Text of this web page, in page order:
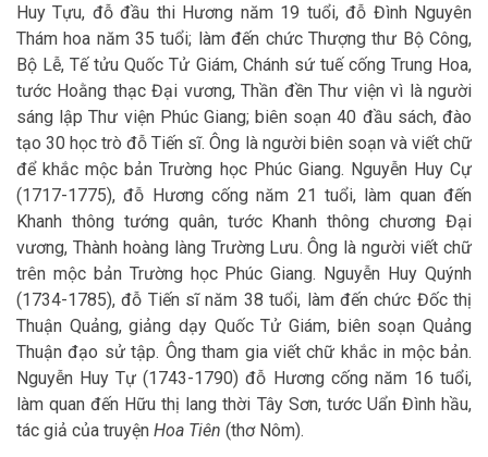
Huy Tựu, đỗ đầu thi Hương năm 19 tuổi, đỗ Đình Nguyên
Thám hoa năm 35 tuổi; làm đến chức Thượng thư Bộ Công,
Bộ Lễ, Tế tửu Quốc Tử Giám, Chánh sứ tuế cống Trung Hoa,
tước Hoằng thạc Đại vương, Thần đền Thư viện vì là người
sáng lập Thư viện Phúc Giang; biên soạn 40 đầu sách, đào
tạo 30 học trò đỗ Tiến sĩ. Ông là người biên soạn và viết chữ
để khắc mộc bản Trường học Phúc Giang. Nguyễn Huy Cự
(1717-1775), đỗ Hương cống năm 21 tuổi, làm quan đến
Khanh thông tướng quân, tước Khanh thông chương Đại
vương, Thành hoàng làng Trường Lưu. Ông là người viết chữ
trên mộc bản Trường học Phúc Giang. Nguyễn Huy Quýnh
(1734-1785), đỗ Tiến sĩ năm 38 tuổi, làm đến chức Đốc thị
Thuận Quảng, giảng dạy Quốc Tử Giám, biên soạn Quảng
Thuận đạo sử tập. Ông tham gia viết chữ khắc in mộc bản.
Nguyễn Huy Tự (1743-1790) đỗ Hương cống năm 16 tuổi,
làm quan đến Hữu thị lang thời Tây Sơn, tước Uẩn Đình hầu,
tác giả của truyện Hoa Tiên (thơ Nôm).